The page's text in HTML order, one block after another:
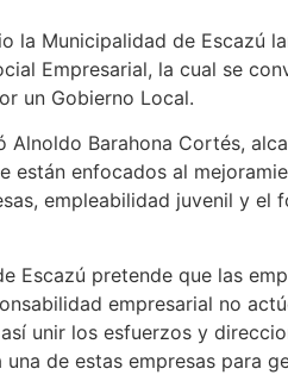
la Municipalidad de Escazú
Empresarial, la cual se
un Gobierno Local.
Alnoldo Barahona Cortés,
están enfocados al
empleabilidad juvenil y el
Escazú pretende que las
empresarial no
unir los esfuerzos y
una de estas empresas para